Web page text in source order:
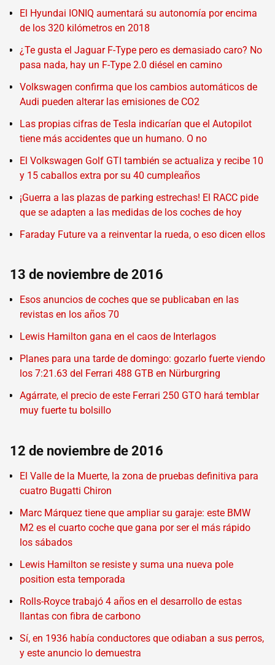
El Hyundai IONIQ aumentará su autonomía por encima
de los 320 kilómetros en 2018
¿Te gusta el Jaguar F-Type pero es demasiado caro? No
pasa nada, hay un F-Type 2.0 diésel en camino
Volkswagen confirma que los cambios automáticos de
Audi pueden alterar las emisiones de CO2
Las propias cifras de Tesla indicarían que el Autopilot
tiene más accidentes que un humano. O no
El Volkswagen Golf GTI también se actualiza y recibe 10
y 15 caballos extra por su 40 cumpleaños
¡Guerra a las plazas de parking estrechas! El RACC pide
que se adapten a las medidas de los coches de hoy
Faraday Future va a reinventar la rueda, o eso dicen ellos
13 de noviembre de 2016
Esos anuncios de coches que se publicaban en las
revistas en los años 70
Lewis Hamilton gana en el caos de Interlagos
Planes para una tarde de domingo: gozarlo fuerte viendo
los 7:21.63 del Ferrari 488 GTB en Nürburgring
Agárrate, el precio de este Ferrari 250 GTO hará temblar
muy fuerte tu bolsillo
12 de noviembre de 2016
El Valle de la Muerte, la zona de pruebas definitiva para
cuatro Bugatti Chiron
Marc Márquez tiene que ampliar su garaje: este BMW
M2 es el cuarto coche que gana por ser el más rápido
los sábados
Lewis Hamilton se resiste y suma una nueva pole
position esta temporada
Rolls-Royce trabajó 4 años en el desarrollo de estas
llantas con fibra de carbono
Sí, en 1936 había conductores que odiaban a sus perros,
y este anuncio lo demuestra